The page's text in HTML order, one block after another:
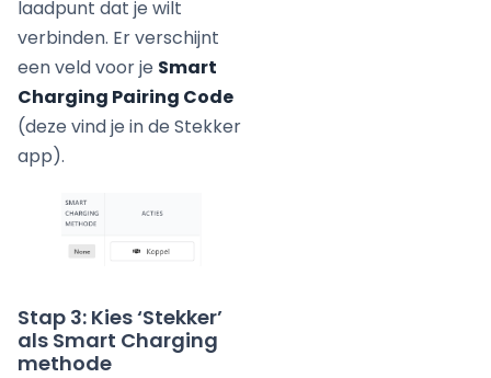
laadpunt dat je wilt
verbinden. Er verschijnt
een veld voor je Smart
Charging Pairing Code
(deze vind je in de Stekker
app).
Stap 3: Kies ‘Stekker’
als Smart Charging
methode